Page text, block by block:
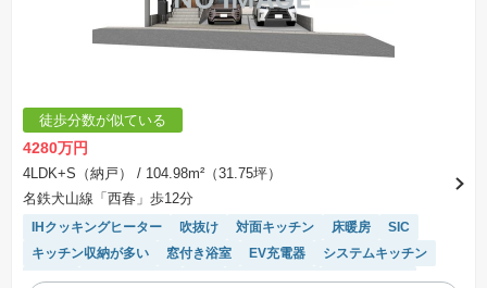
徒歩分数が似ている
4280万円
4LDK+S（納戸）
/ 104.98m²（31.75坪）
名鉄犬山線「西春」歩12分
IHクッキングヒーター 吹抜け 対面キッチン 床暖房
SIC
キッチン収納が多い
窓付き浴室 EV充電器
システムキッチン
食洗機
トイレ2個以上 WIC 温水洗浄便座
長期優良住宅